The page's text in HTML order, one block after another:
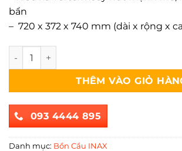
bẩn
– 720 x 372 x 740 mm (dài x rộng x
Bồn Cầu INAX AC-602VN 2 Khối số lượng
THÊM VÀO GIỎ
093 4444 895
Danh mục: Bồn Cầu INAX